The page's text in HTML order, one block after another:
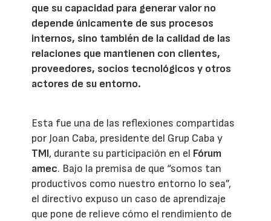
que su capacidad para generar valor no
depende únicamente de sus procesos
internos, sino también de la calidad de las
relaciones que mantienen con clientes,
proveedores, socios tecnológicos y otros
actores de su entorno.
Esta fue una de las reflexiones compartidas
por Joan Caba, presidente del Grup Caba y
TMI, durante su participación en el Fórum
amec. Bajo la premisa de que “somos tan
productivos como nuestro entorno lo sea”,
el directivo expuso un caso de aprendizaje
que pone de relieve cómo el rendimiento de